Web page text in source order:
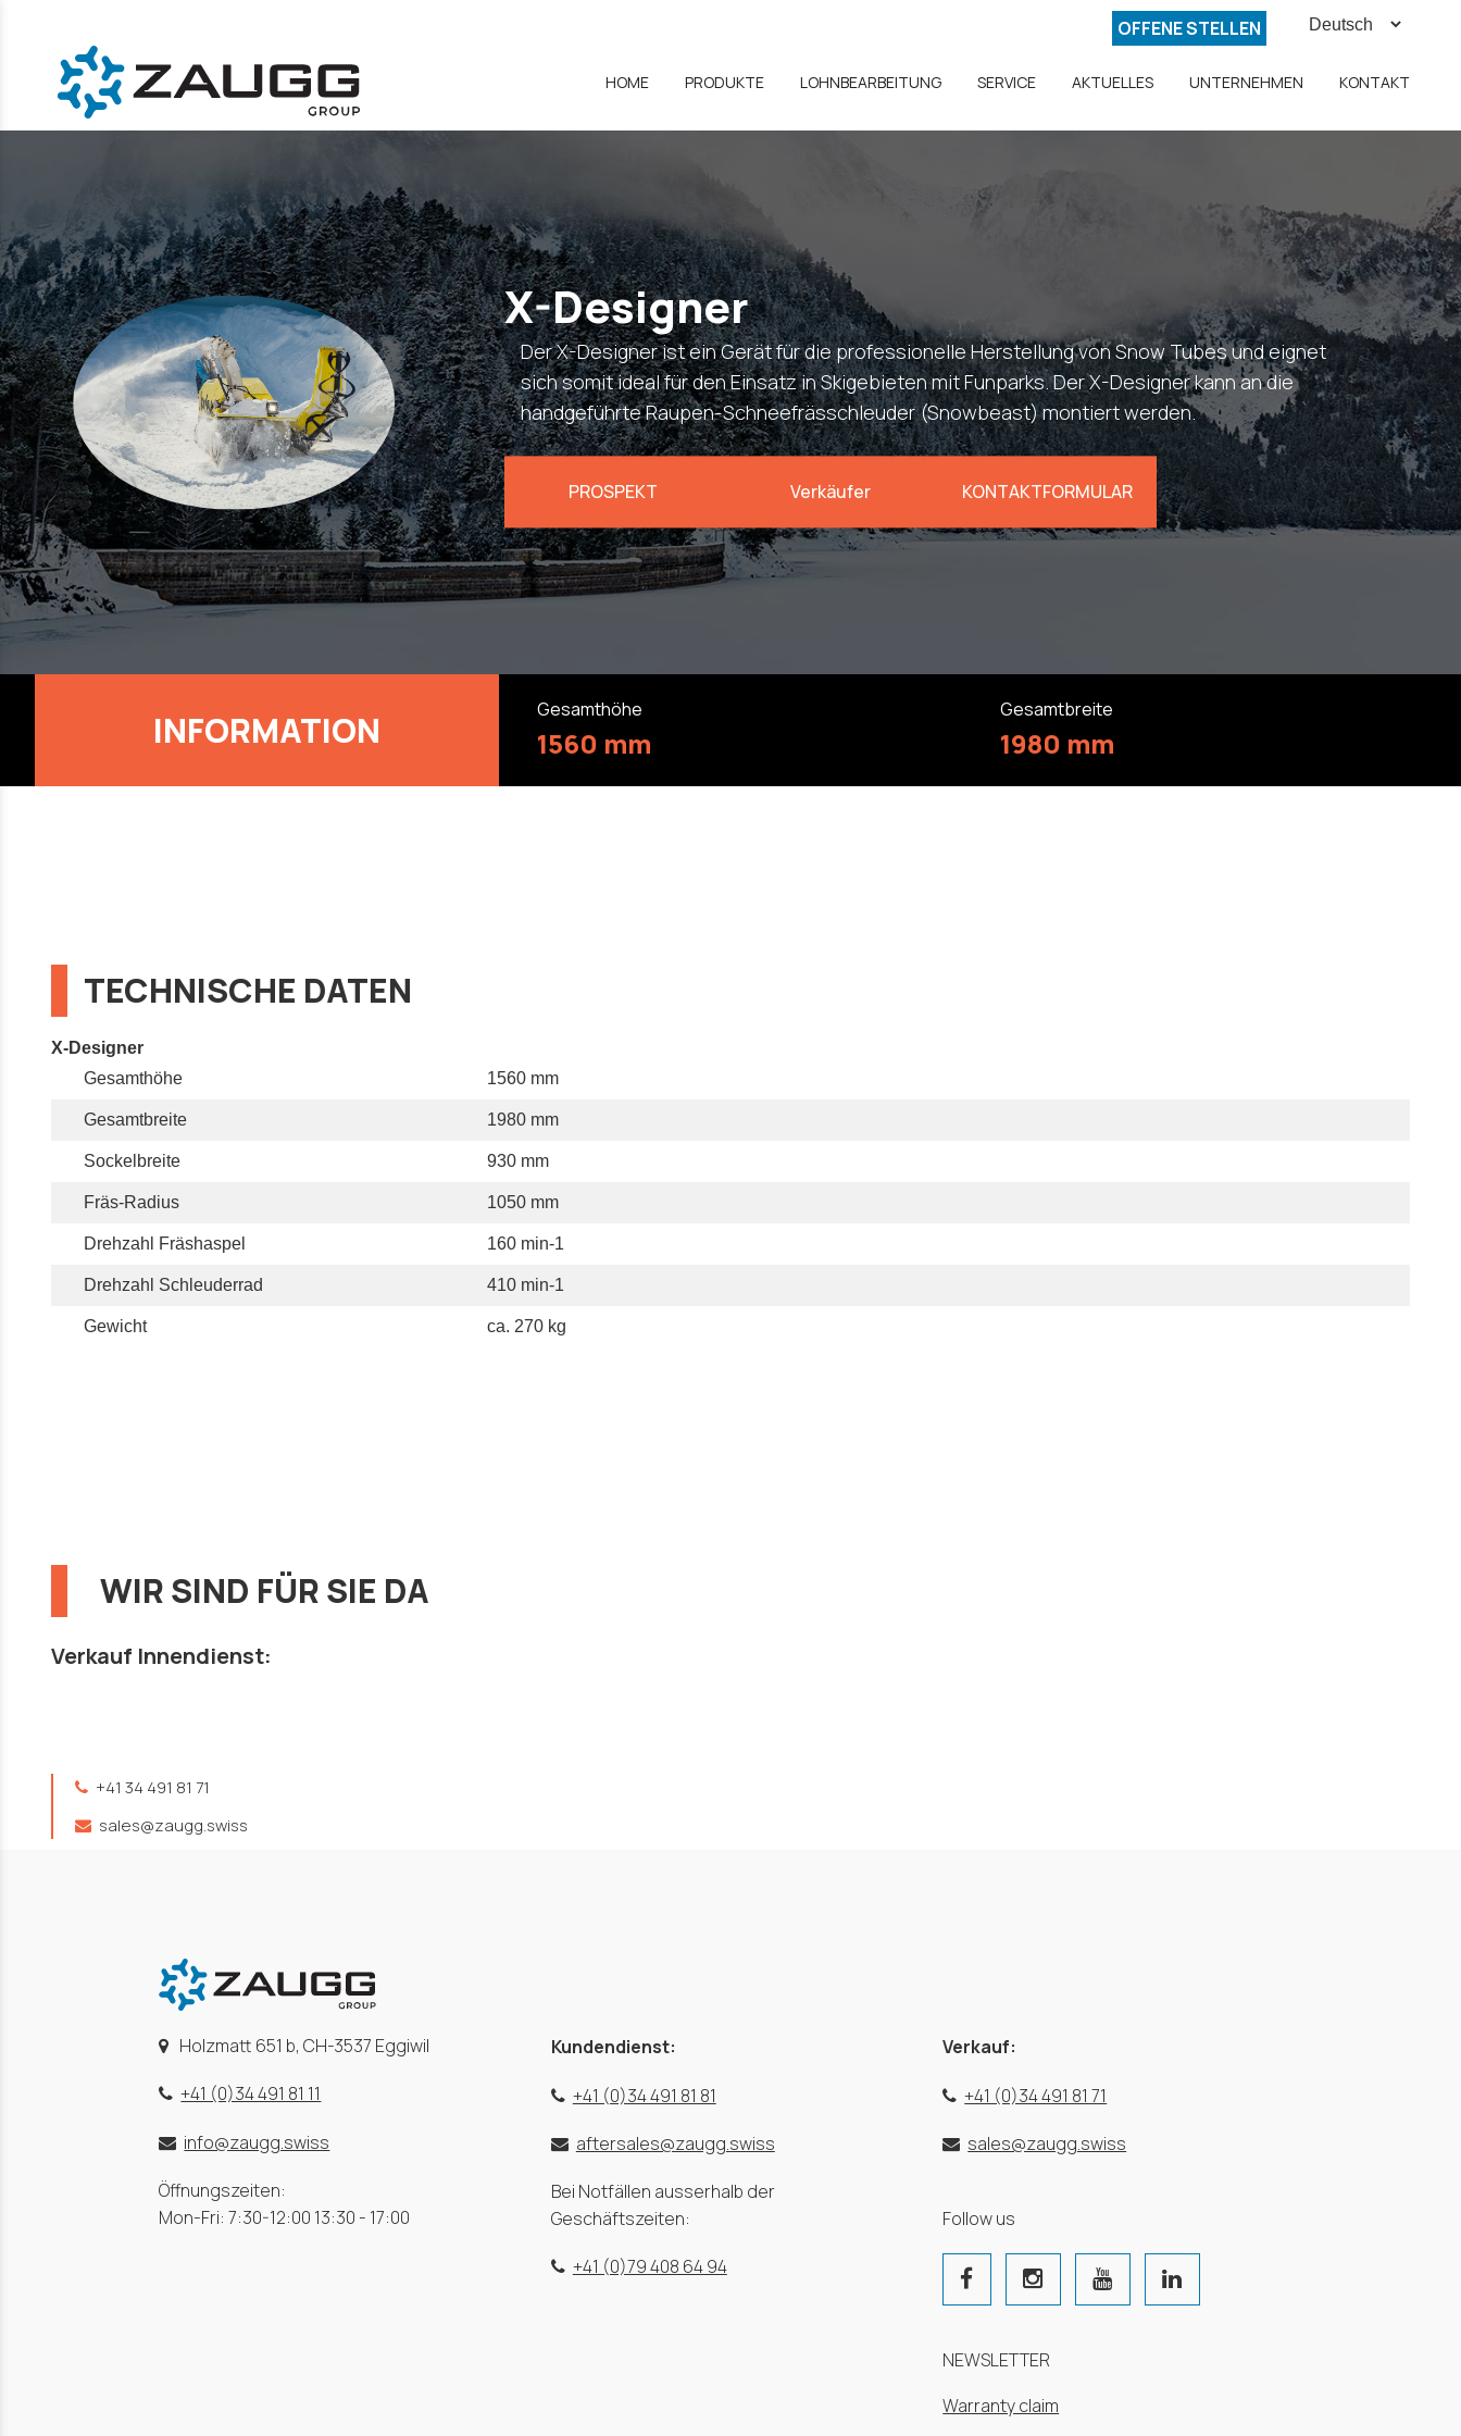
OFFENE STELLEN
HOME PRODUKTE LOHNBEARBEITUNG SERVICE AKTUELLES UNTERNEHMEN KONTAKT
X-Designer
Der X-Designer ist ein Gerät für die professionelle Herstellung von Snow Tubes und eignet
sich somit ideal für den Einsatz in Skigebieten mit Funparks. Der X-Designer kann an die
handgeführte Raupen-Schneefrässchleuder (Snowbeast) montiert werden.
PROSPEKT Verkäufer KONTAKTFORMULAR
INFORMATION Gesamthöhe
1560 mm
Gesamtbreite
1980 mm
TECHNISCHE DATEN
X-Designer
Gesamthöhe
1560 mm
Gesamtbreite 1980 mm
Sockelbreite 930 mm
Fräs-Radius 1050 mm
Drehzahl Fräshaspel 160 min-1
Drehzahl Schleuderrad 410 min-1
Gewicht ca. 270 kg
WIR SIND FÜR SIE DA
Verkauf Innendienst:
+41 34 491 81 71
sales@zaugg.swiss
Holzmatt 651 b, CH-3537 Eggiwil
+41 (0)34 491 81 11
info@zaugg.swiss
Öffnungszeiten:
Mon-Fri: 7:30-12:00 13:30 - 17:00
Kundendienst:
+41 (0)34 491 81 81
aftersales@zaugg.swiss
Bei Notfällen ausserhalb der
Geschäftszeiten:
+41 (0)79 408 64 94
Verkauf:
+41 (0)34 491 81 71
sales@zaugg.swiss
Follow us
NEWSLETTER
Warranty claim